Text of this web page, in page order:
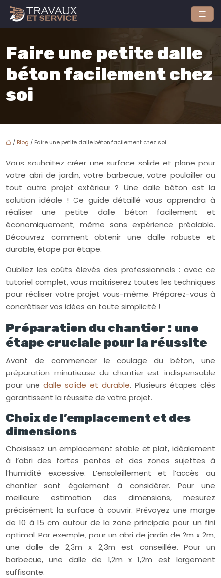
Faire une petite dalle
béton facilement chez
soi
/ Blog / Faire une petite dalle béton facilement chez soi
Vous souhaitez créer une surface solide et plane pour
votre abri de jardin, votre barbecue, votre poulailler ou
tout autre projet extérieur ? Une dalle béton est la
solution idéale ! Ce guide détaillé vous apprendra à
réaliser une petite dalle béton facilement et
économiquement, même sans expérience préalable.
Découvrez comment obtenir une dalle robuste et
durable, étape par étape.
Oubliez les coûts élevés des professionnels : avec ce
tutoriel complet, vous maîtriserez toutes les techniques
pour réaliser votre projet vous-même. Préparez-vous à
concrétiser vos idées en toute simplicité !
Préparation du chantier : une
étape cruciale pour la réussite
Avant de commencer le coulage du béton, une
préparation minutieuse du chantier est indispensable
pour une dalle solide et durable. Plusieurs étapes clés
garantissent la réussite de votre projet.
Choix de l’emplacement et des
dimensions
Choisissez un emplacement stable et plat, idéalement
à l’abri des fortes pentes et des zones sujettes à
l’humidité excessive. L’ensoleillement et l’accès au
chantier sont également à considérer. Pour une
meilleure estimation des dimensions, mesurez
précisément la surface à couvrir. Prévoyez une marge
de 10 à 15 cm autour de la zone principale pour un fini
optimal. Par exemple, pour un abri de jardin de 2m x 2m,
une dalle de 2,3m x 2,3m est conseillée. Pour un
barbecue, une dalle de 1,2m x 1,2m est largement
suffisante.